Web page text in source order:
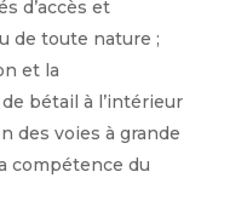
d’accès et
de toute nature ;
et la
bétail à l’intérieur
des voies à grande
compétence du